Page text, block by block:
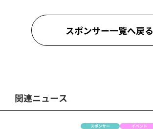
スポンサー一覧へ戻る
関連ニュース
スポンサー イベント